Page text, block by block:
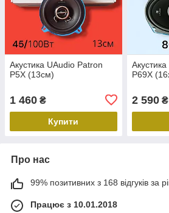
Акустика UAudio Patron
P5X (13см)
1 460 ₴
Купити
P69X
2 590₴
Про нас
99% позитивних з 168 відгуків за
Працює з 10.01.2018